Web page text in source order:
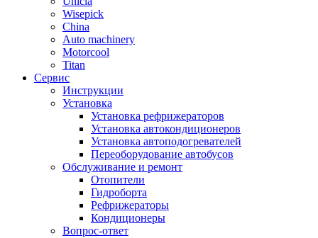
Wisepick
China
Auto machinery
Motorcool
Titan
Сервис
Инструкции
Установка
Установка рефрижераторов
Установка автокондиционеров
Установка автоподогревателей
Переоборудование автобусов
Обслуживание и ремонт
Отопители
Гидроборта
Рефрижераторы
Кондиционеры
Вопрос-ответ